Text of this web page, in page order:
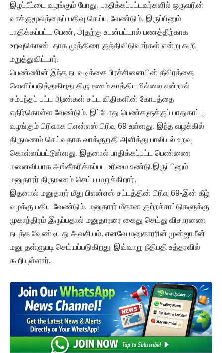
இழப்பீட்டை வழங்கும் போது, பாதிக்கப்பட்டவர்களில் ஒருவரின்
வாக்குமூலத்தைப் பதிவு செய்ய வேண்டும். இருப்பினும்
பாதிக்கப்பட்ட பெண், அதற்கு உடன்பட்டால் பணத்திற்காக
உறவுகொண்டதாக முத்திரை குத்திவிடுவார்கள் என்று கூறி
மறுத்துவிட்டார்.
பெண்ணின் இந்த நடவடிக்கை பிரச்சினையின் தீவிரத்தை
வெளிப்படுத்துகிறது.திருமணம் சாத்தியமில்லை என்றால்
சம்பந்தப் பட்ட ஆண்கள் சட்ட விதிகளின் கோபத்தை
எதிர்கொள்ள வேண்டும். இப்போது பெண்களுக்குப் பாதுகாப்பு
வழங்கும் பிரிவாக பிஎன்எஸ் பிரிவு 69 உள்ளது. இந்த வழக்கில்
திருமணம் செய்வதாக வாக்குறுதி அளித்து பாலியல் உறவு
கொள்ளப்பட்டுள்ளது. இதனால் பாதிக்கப்பட்ட பெண்ணை
மனைவியாக அங்கீகரிக்கப்பட உரிமை உண்டு.இருப்பினும்
மனுதாரர் திருமணம் செய்ய மறுக்கிறார்.
இதனால் மனுதாரர் மீது பிஎன்எஸ் சட்டத்தின் பிரிவு 69-இன் கீழ்
வழக்கு பதிய வேண்டும். மனுதாரர் மீதான குற்றச்சாட்டுகளுக்கு
முகாந்திரம் இருப்பதால் மனுதாரரை கைது செய்து விசாரணை
நடத்த வேண்டியது அவசியம். எனவே மனுதாரரின் முன்ஜாமீன்
மனு தள்ளுபடி செய்யப்படுகிறது. இவ்வாறு நீதிபதி உத்தரவில்
கூறியுள்ளார்.